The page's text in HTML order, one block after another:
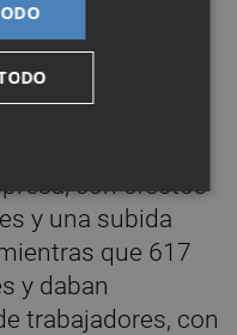
en más de
en
hasta
con efectos
y una subida
que 617
y daban
trabajadores, con